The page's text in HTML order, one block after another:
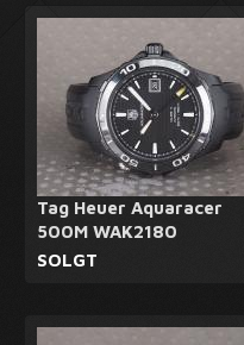
Tag Heuer Aquaracer
500M WAK2180
SOLGT